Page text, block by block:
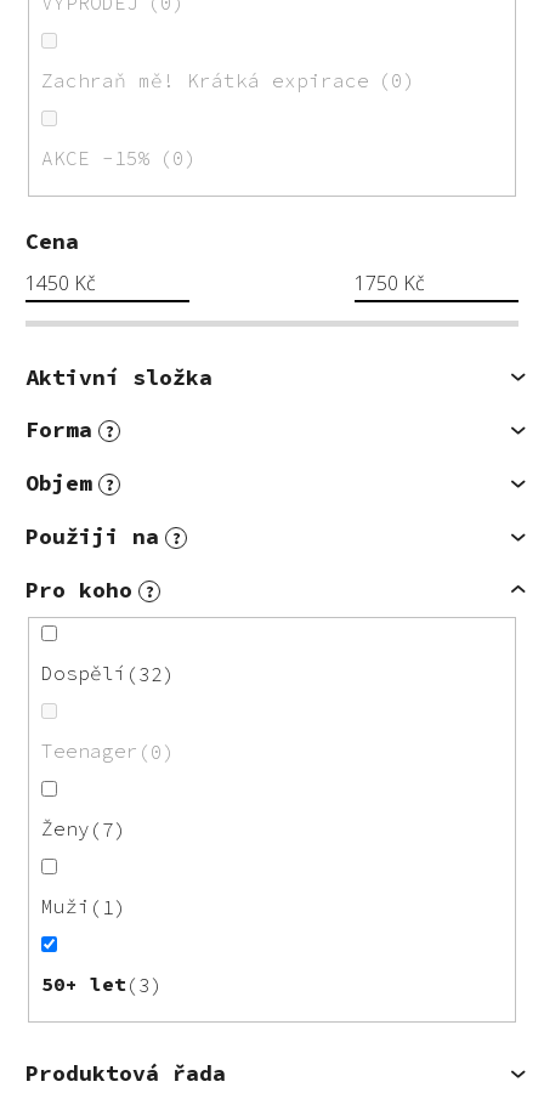
Zachraň mě! Krátká expirace 0
AKCE -15% 0
Cena
1450 Kč 1750 Kč
Aktivní složka
Forma
?
Objem ?
Použiji na ?
Pro koho ?
Dospělí 32
Teenager 0
Ženy 7
Muži 1
50+ let 3
Produktová řada